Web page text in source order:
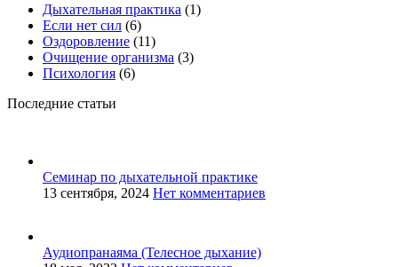
Дыхательная практика (1)
Если нет сил (6)
Оздоровление (11)
Очищение организма (3)
Психология (6)
Последние статьи
Семинар по дыхательной практике
13 сентября, 2024 Нет комментариев
Аудиопранаяма (Телесное дыхание)